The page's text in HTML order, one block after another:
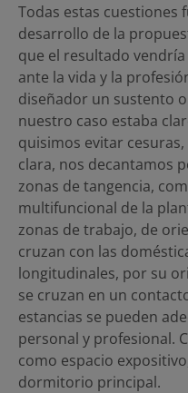
Todas estas cuestiones
desarrollo de la
que el resultado
ante la vida y la
diseñador un sustento
nuestro caso estaba
quisimos evitar
clara, nos decantamos
zonas de tangencia,
multifuncional de la
zonas de trabajo, de
cruzan con las
longitudinales, por su
se cruzan en un
estancias se pueden
personal y profesional.
como espacio
dormitorio principal.